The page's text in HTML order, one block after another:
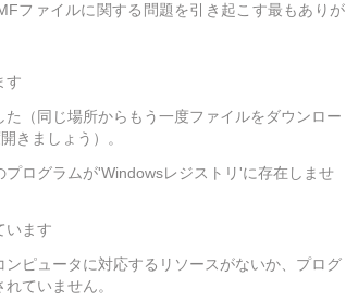
ファイルに関する問題を引き起こす最もありが
す
（同じ場所からもう一度ファイルをダウンロー
きましょう）。
ログラムが'Windowsレジストリ'に存在しませ
います
ピュータに対応するリソースがないか、プログ
ていません。